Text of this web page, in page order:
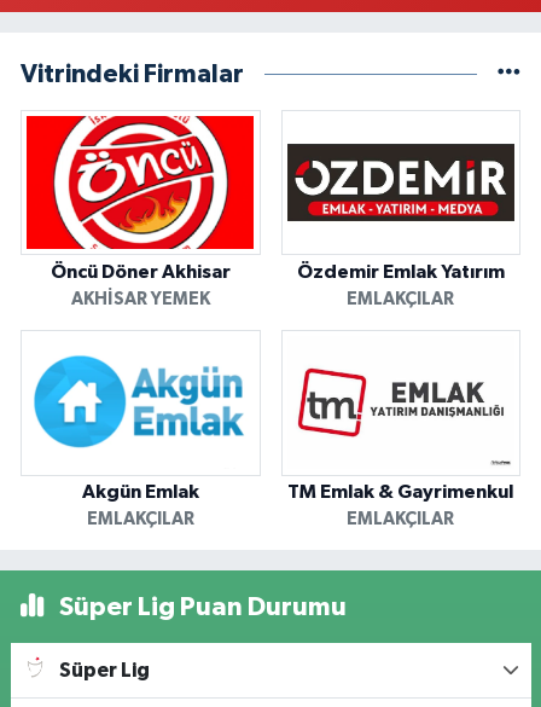
Vitrindeki Firmalar
Öncü Döner Akhisar
AKHISAR YEMEK
Özdemir Emlak Yatırım
EMLAKÇILAR
Akgün Emlak
EMLAKÇILAR
TM Emlak & Gayrimenkul
EMLAKÇILAR
Süper Lig Puan Durumu
Süper Lig